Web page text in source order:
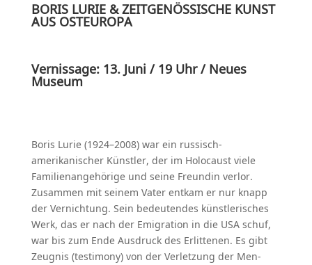
BORIS LURIE & ZEIT­GE­NÖS­SI­SCHE KUNST
AUS OST­EU­RO­PA
Vernissage: 13. Juni / 19 Uhr / Neues
Museum
Boris Lurie (1924–2008) war ein russisch-
amerikanischer Künstler, der im Holo­caust viele
Familien­angehörige und seine Freundin verlor.
Zusammen mit seinem Vater entkam er nur knapp
der Vernichtung. Sein bedeutendes künstlerisches
Werk, das er nach der Emigration in die USA schuf,
war bis zum Ende Ausdruck des Erlittenen. Es gibt
Zeugnis (testimony) von der Verletzung der Men­